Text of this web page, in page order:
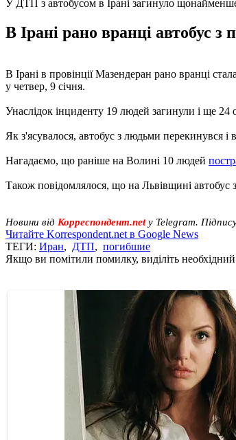
У ДТП з автобусом в Ірані загинуло
В Ірані рано вранці автобус з
В Ірані в провінції Мазендеран рано вранці
у четвер, 9 січня.
Унаслідок інциденту 19 людей загинули і ще 24
Як з'ясувалося, автобус з людьми перекинувся
Нагадаємо, що раніше на Волині 10 людей
Також повідомлялося, що на Львівщині автобус
Новини від Корреспондент.net у Telegram.
Читайте Korrespondent.net в Google News
ТЕГИ: Иран, ДТП, погибшие
Якщо ви помітили помилку, виділіть